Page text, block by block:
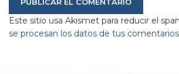
Este sitio usa Akismet para reducir el
se procesan los datos de tus